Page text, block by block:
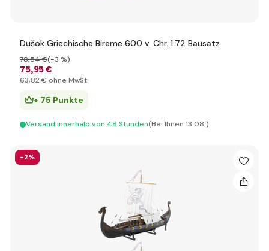
Dušok Griechische Bireme 600 v. Chr. 1:72 Bausatz
75,95 €
78,54 €(-3 %)
63,82 € ohne MwSt
+ 75 Punkte
Versand innerhalb von 48 Stunden(Bei Ihnen 13.08.)
-2%